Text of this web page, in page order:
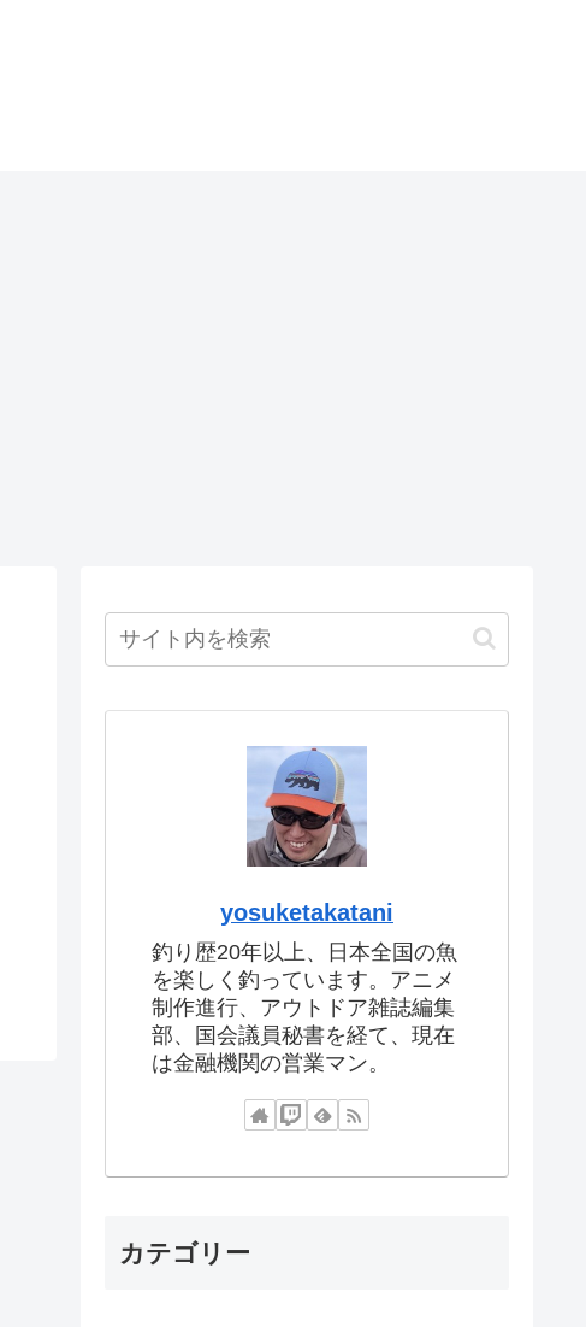
yosuketakatani
釣り歴20年以上、日本全国の魚
を楽しく釣っています。アニメ
制作進行、アウトドア雑誌編集
部、国会議員秘書を経て、現在
は金融機関の営業マン。
カテゴリー